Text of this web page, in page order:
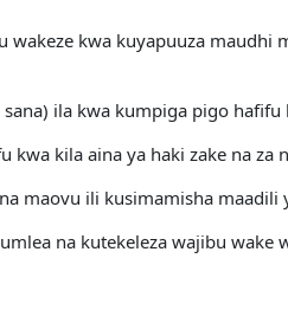
kwa kuyapuuza maudhi
ila kwa kumpiga pigo hafifu
kila aina ya haki zake na za
maovu ili kusimamisha maadili
na kutekeleza wajibu wake